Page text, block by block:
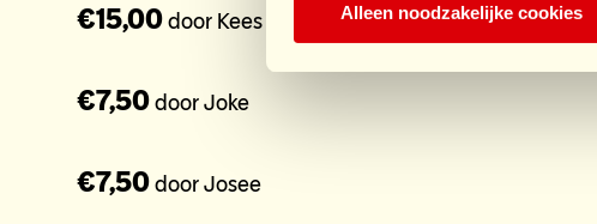
Alleen noodzakelijke cookies
€15,00door Kees
€7,50door Joke
€7,50door Josee